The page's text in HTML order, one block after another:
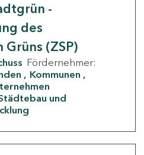
-
des
(ZSP)
Fördernehmer:
Kommunen
und